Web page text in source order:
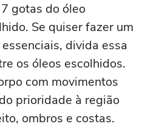
gotas do óleo
Se quiser fazer um
divida essa
os óleos escolhidos.
com movimentos
prioridade à região
ombros e costas.